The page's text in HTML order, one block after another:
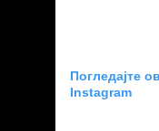
Погледајте
Instagram